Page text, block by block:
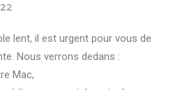
lent, il est urgent pour vous de
Nous verrons dedans :
Mac,